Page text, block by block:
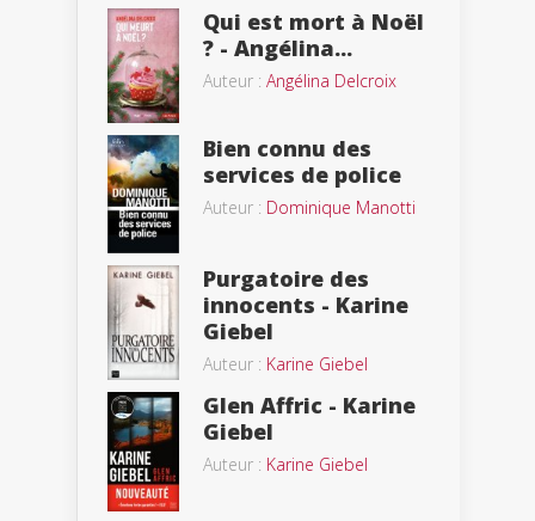
Qui est mort à Noël
? - Angélina...
Auteur : Angélina Delcroix
Bien connu des
services de police
Auteur : Dominique Manotti
Purgatoire des
innocents - Karine
Giebel
Auteur : Karine Giebel
Glen Affric - Karine
Giebel
Auteur : Karine Giebel